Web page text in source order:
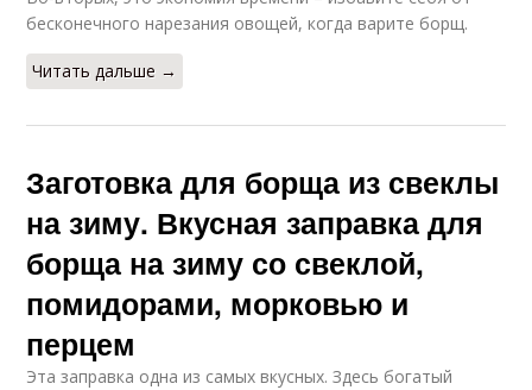
бесконечного нарезания овощей, когда варите борщ.
Читать дальше →
Заготовка для борща из свеклы
на зиму. Вкусная заправка для
борща на зиму со свеклой,
помидорами, морковью и
перцем
Эта заправка одна из самых вкусных. Здесь богатый